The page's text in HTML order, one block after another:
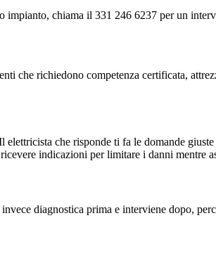
impianto, chiama il 331 246 6237 per un
che richiedono competenza certificata,
che risponde ti fa le domande
indicazioni per limitare i danni mentre
diagnostica prima e interviene dopo,